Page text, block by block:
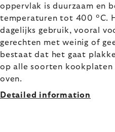
oppervlak is duurzaam en
temperaturen tot 400 °C.
dagelijks gebruik, vooral
gerechten met weinig of
bestaat dat het gaat
op alle soorten kookplaten
oven.
Detailed information